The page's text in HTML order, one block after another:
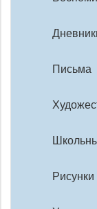
Письма
Рисунки